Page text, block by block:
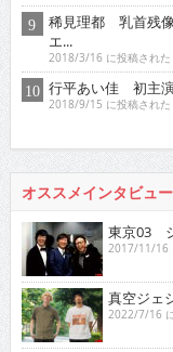
稀見理都 乳首残
エ...
2018/3/16 に投稿された
行平あい佳 初主
2018/9/15 に投稿された
オススメインタビュー
東京03
2017/11/16
真空ジェ
2022/7/16